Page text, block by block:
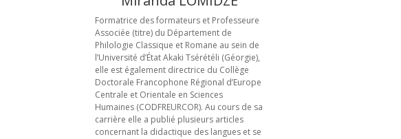
Formatrice des formateurs et Professeure
Associée (titre) du Département de
Philologie Classique et Romane au sein de
l’Université d’État Akaki Tsérétéli (Géorgie),
elle est également directrice du Collège
Doctorale Francophone Régional d’Europe
Centrale et Orientale en Sciences
Humaines (CODFREURCOR). Au cours de sa
carrière elle a publié plusieurs articles
concernant la didactique des langues et se